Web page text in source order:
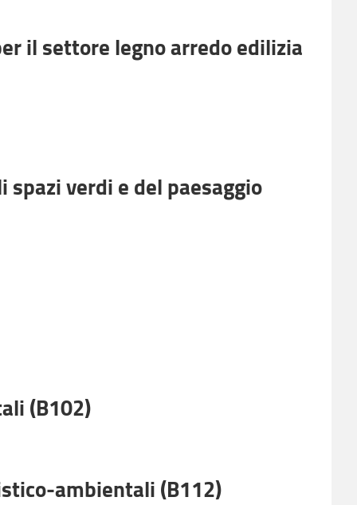
il settore legno arredo edilizia
spazi verdi e del paesaggio
(B102)
ambientali (B112)